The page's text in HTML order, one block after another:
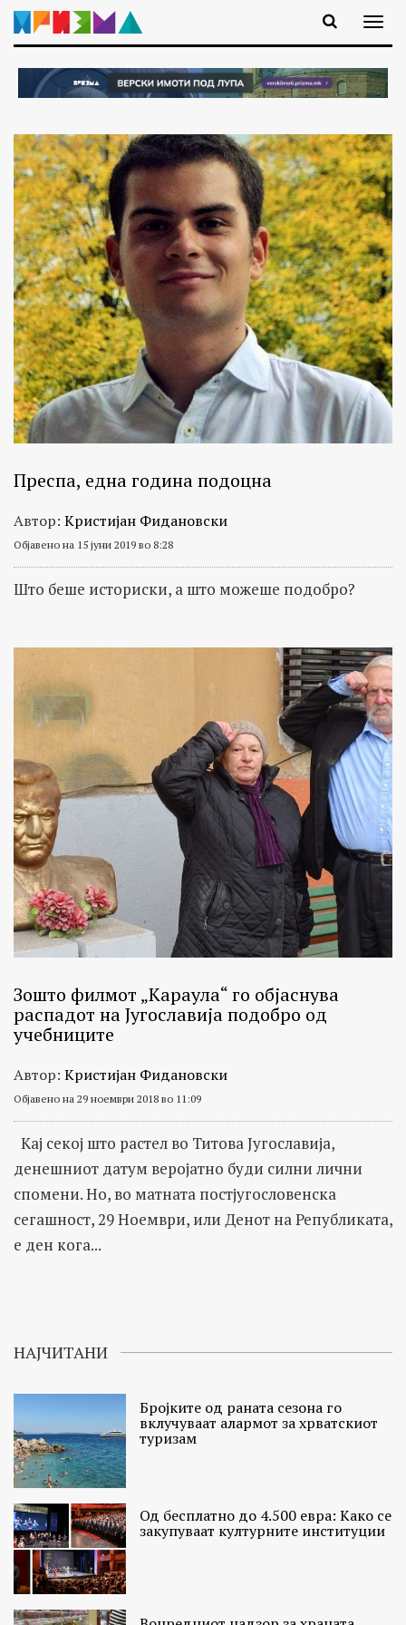
Преспа, една година подоцна
Автор: Кристијан Фидановски
Објавено на 15 јуни 2019 во 8:28
Што беше историски, а што можеше подобро?
Зошто филмот „Караула“ го објаснува
распадот на Југославија подобро од
учебниците
Автор: Кристијан Фидановски
Објавено на 29 ноември 2018 во 11:09
Кај секој што растел во Титова Југославија,
денешниот датум веројатно буди силни лични
спомени. Но, во матната постјугословенска
сегашност, 29 Ноември, или Денот на Републиката,
е ден кога...
НАЈЧИТАНИ
Бројките од раната сезона го
вклучуваат алармот за хрватскиот
туризам
Од бесплатно до 4.500 евра: Како се
закупуваат културните институции